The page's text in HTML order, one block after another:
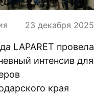
23 декабря 2025
LAPARET провела
интенсив для
края